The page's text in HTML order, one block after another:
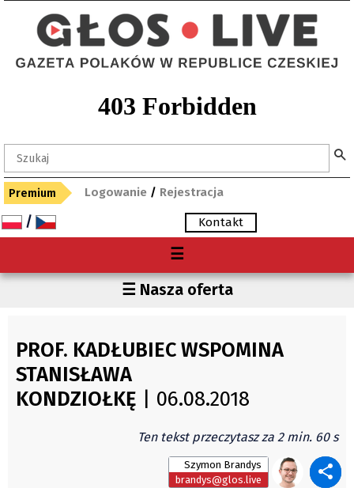
Premium Logowanie / Rejestracja
/ Kontakt
☰
O nas
Archiwum
Autorzy
Wydawca
☰ Nasza oferta
Świat
Kongres Polaków
PZKO
PROF. KADŁUBIEC WSPOMINA
STANISŁAWA
KONDZIOŁKĘ | 06.08.2018
Ten tekst przeczytasz za 2 min. 60 s
Szymon Brandys
brandys@glos.live